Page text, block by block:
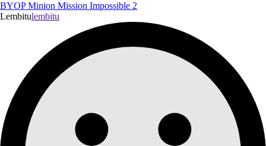
BYOP Minion Mission Impossible 2
Lembitulembitu